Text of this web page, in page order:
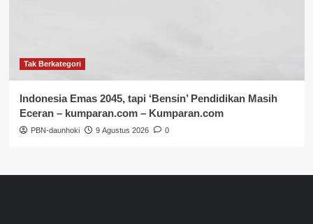
Tak Berkategori
Indonesia Emas 2045, tapi ‘Bensin’ Pendidikan Masih
Eceran – kumparan.com – Kumparan.com
PBN-daunhoki 9 Agustus 2026 0